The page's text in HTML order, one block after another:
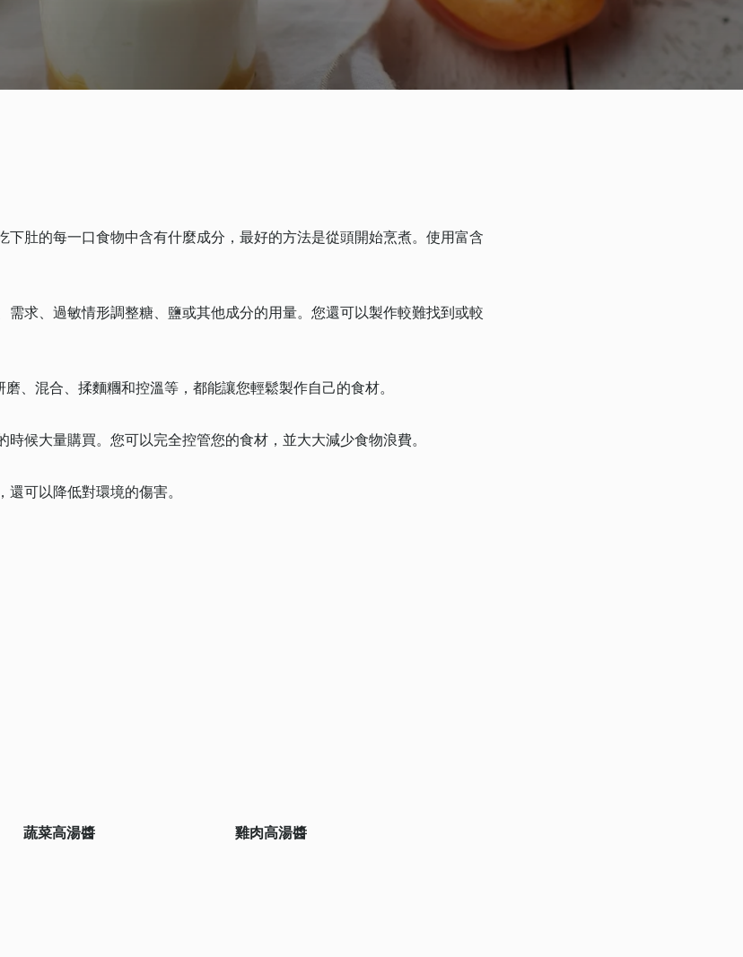
肚的每一口食物中含有什麼成分，最好的方法是從頭開始烹煮。使用富含
需求、過敏情形調整糖、鹽或其他成分的用量。您還可以製作較難找到或較
、混合、揉麵糰和控溫等，都能讓您輕鬆製作自己的食材。
候大量購買。您可以完全控管您的食材，並大大減少食物浪費。
可以降低對環境的傷害。
蔬菜高湯醬 雞肉高湯醬